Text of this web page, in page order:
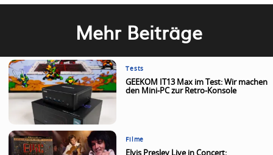
Mehr Beiträge
Tests
GEEKOM IT13 Max im Test: Wir machen
den Mini-PC zur Retro-Konsole
Filme